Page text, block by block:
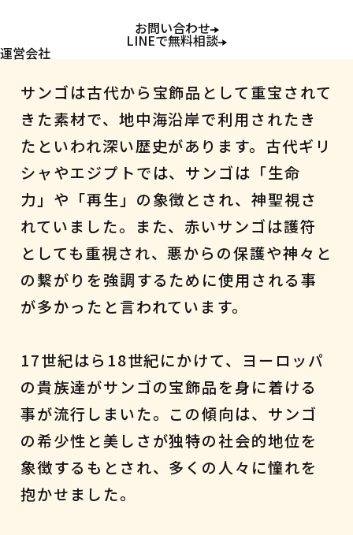
お問い合わせ
LINEで無料相談
運営会社
サンゴの歴史
サンゴは古代から宝飾品として重宝されて
きた素材で、地中海沿岸で利用されたき
たといわれ深い歴史があります。古代ギリ
シャやエジプトでは、サンゴは「生命
力」や「再生」の象徴とされ、神聖視さ
れていました。また、赤いサンゴは護符
としても重視され、悪からの保護や神々と
の繋がりを強調するために使用される事
が多かったと言われています。
17世紀はら18世紀にかけて、ヨーロッパ
の貴族達がサンゴの宝飾品を身に着ける
事が流行しまいた。この傾向は、サンゴ
の希少性と美しさが独特の社会的地位を
象徴するもとされ、多くの人々に憧れを
抱かせました。